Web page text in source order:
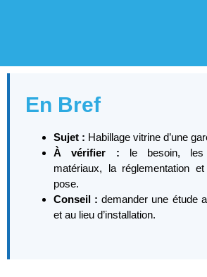
En Bref
Sujet : Habillage vitrine d’une
À vérifier : le besoin, les
matériaux, la réglementation
pose.
Conseil : demander une étude
et au lieu d’installation.